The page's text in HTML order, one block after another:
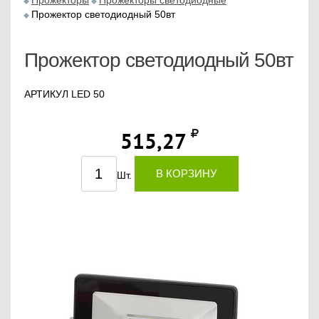
Прожектор светодиодный 50вт
Прожектор светодиодный 50вт
АРТИКУЛ LED 50
515,27
Шт. В КОРЗИНУ